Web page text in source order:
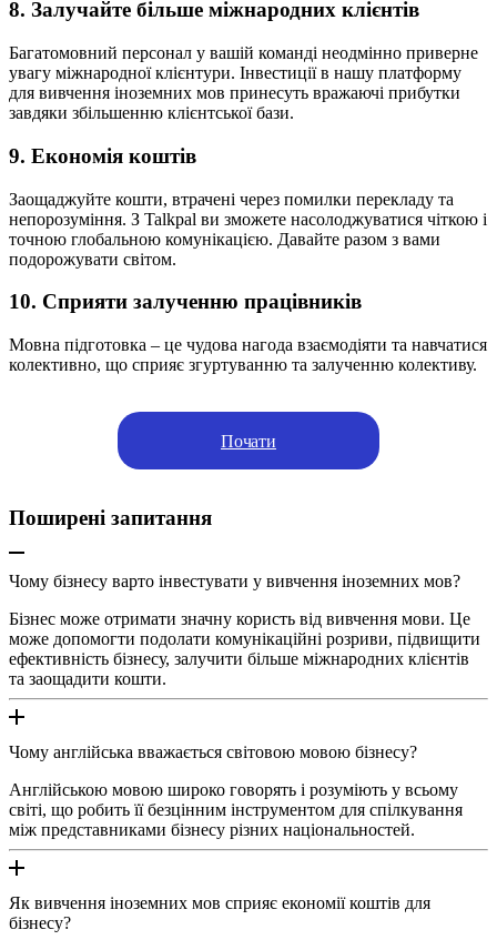
8. Залучайте більше міжнародних клієнтів
Багатомовний персонал у вашій команді неодмінно приверне
увагу міжнародної клієнтури. Інвестиції в нашу платформу
для вивчення іноземних мов принесуть вражаючі прибутки
завдяки збільшенню клієнтської бази.
9. Економія коштів
Заощаджуйте кошти, втрачені через помилки перекладу та
непорозуміння. З Talkpal ви зможете насолоджуватися чіткою і
точною глобальною комунікацією. Давайте разом з вами
подорожувати світом.
10. Сприяти залученню працівників
Мовна підготовка – це чудова нагода взаємодіяти та навчатися
колективно, що сприяє згуртуванню та залученню колективу.
Почати
Поширені запитання
Чому бізнесу варто інвестувати у вивчення іноземних мов?
Бізнес може отримати значну користь від вивчення мови. Це
може допомогти подолати комунікаційні розриви, підвищити
ефективність бізнесу, залучити більше міжнародних клієнтів
та заощадити кошти.
Чому англійська вважається світовою мовою бізнесу?
Англійською мовою широко говорять і розуміють у всьому
світі, що робить її безцінним інструментом для спілкування
між представниками бізнесу різних національностей.
Як вивчення іноземних мов сприяє економії коштів для
бізнесу?